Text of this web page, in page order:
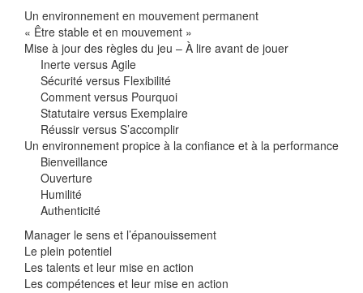
Un environnement en mouvement permanent
« Être stable et en mouvement »
Mise à jour des règles du jeu – À lire avant de jouer
Inerte versus Agile
Sécurité versus Flexibilité
Comment versus Pourquoi
Statutaire versus Exemplaire
Réussir versus S’accomplir
Un environnement propice à la confiance et à la performance
Bienveillance
Ouverture
Humilité
Authenticité
Manager le sens et l’épanouissement
Le plein potentiel
Les talents et leur mise en action
Les compétences et leur mise en action